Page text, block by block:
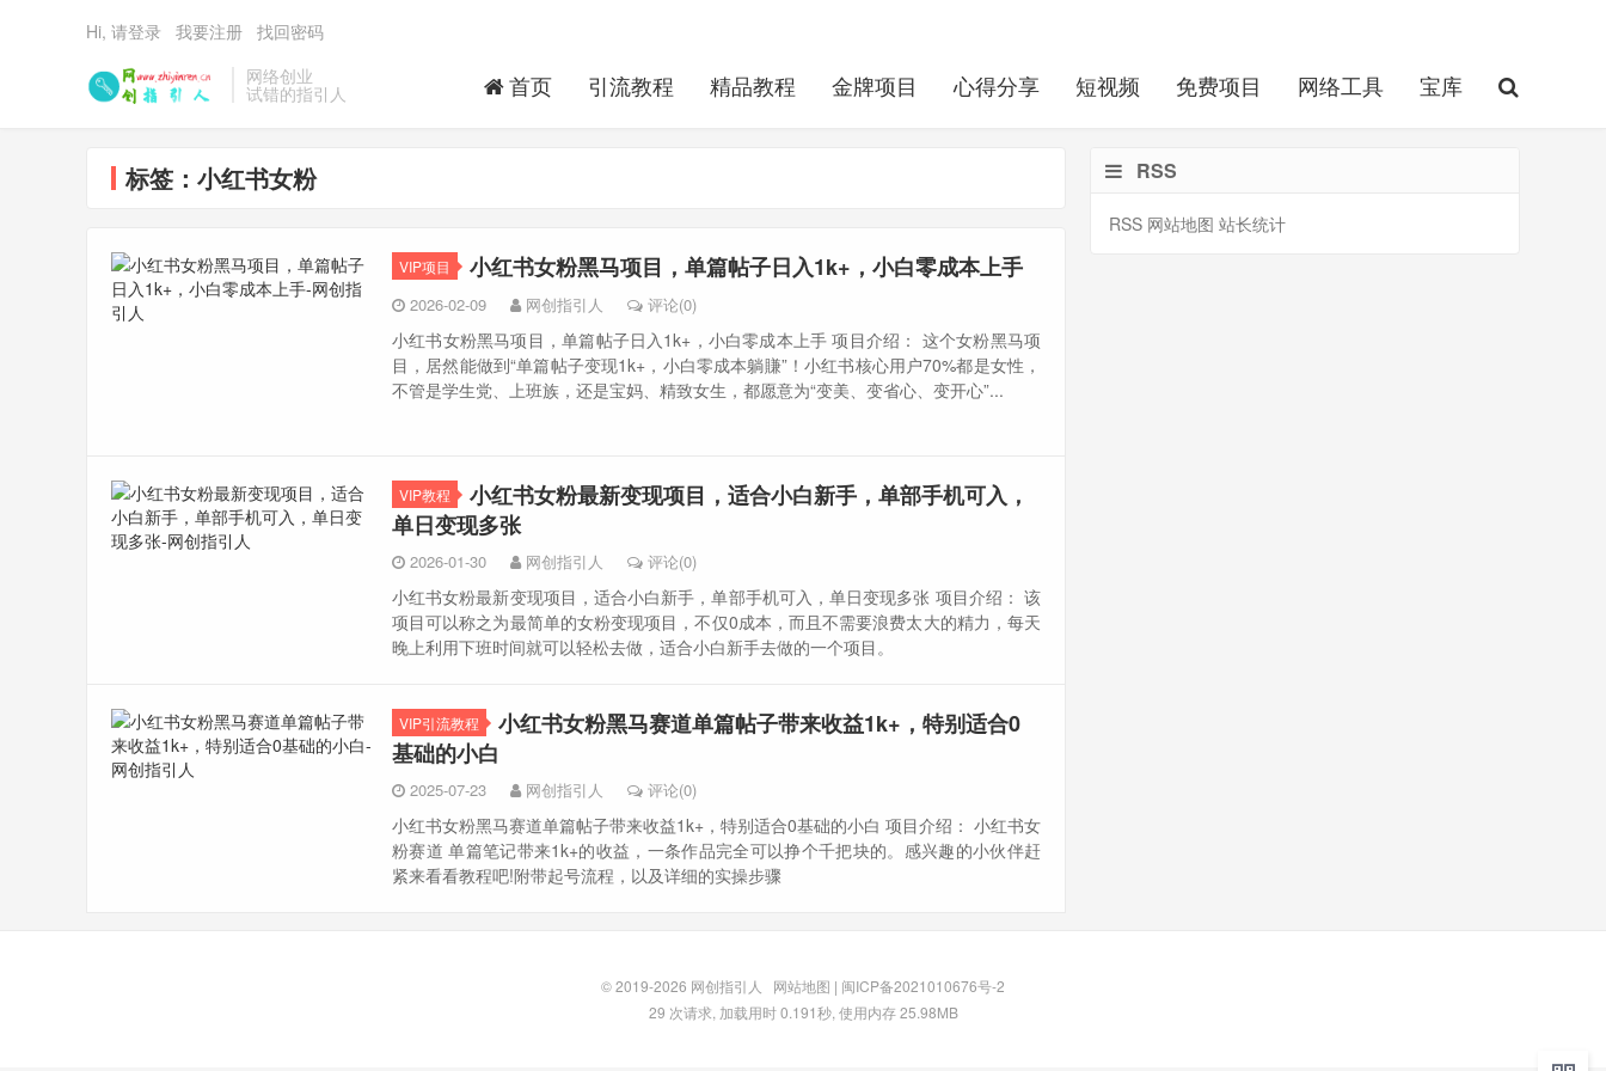
网络创业
试错的指引人 首页 引流教程 精品教程 金牌项目 心得分享 短视频 免费项目 网络工具 宝库
Hi, 请登录 我要注册 找回密码
标签：小红书女粉
VIP项目 小红书女粉黑马项目，单篇帖子日入1k+，小白零成本上手
2026-02-09 网创指引人 评论(0)
小红书女粉黑马项目，单篇帖子日入1k+，小白零成本上手 项目介绍： 这个女粉黑马项
目，居然能做到“单篇帖子变现1k+，小白零成本躺賺”！小红书核心用户70%都是女性，
不管是学生党、上班族，还是宝妈、精致女生，都愿意为“变美、变省心、变开心”...
VIP教程
小红书女粉最新变现项目，适合小白新手，单部手机可入，
单日变现多张
2026-01-30 网创指引人 评论(0)
小红书女粉最新变现项目，适合小白新手，单部手机可入，单日变现多张 项目介绍： 该
项目可以称之为最简单的女粉变现项目，不仅0成本，而且不需要浪费太大的精力，每天
晚上利用下班时间就可以轻松去做，适合小白新手去做的一个项目。
VIP引流教程
小红书女粉黑马赛道单篇帖子带来收益1k+，特别适合0
基础的小白
2025-07-23 网创指引人 评论(0)
小红书女粉黑马赛道单篇帖子带来收益1k+，特别适合0基础的小白 项目介绍： 小红书女
粉赛道 单篇笔记带来1k+的收益，一条作品完全可以挣个千把块的​。感兴趣的小伙伴赶
紧来看看教程吧​!附带起号流程，以及详细的实操步骤
RSS
RSS 网站地图 站长统计
© 2019-2026 网创指引人 网站地图 | 闽ICP备2021010676号-2
29 次请求, 加载用时 0.191秒, 使用内存 25.98MB